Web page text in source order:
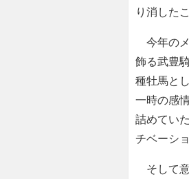
り消した
今年のメ
飾る武豊
種牡馬と
一時の感
詰めてい
チベーシ
そして意